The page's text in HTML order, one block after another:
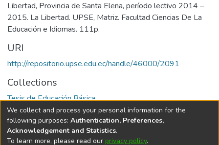
Libertad, Provincia de Santa Elena, período lectivo 2014 –
2015. La Libertad. UPSE, Matriz. Facultad Ciencias De La
Educación e Idiomas. 111p.
URI
http://repositorio.upse.edu.ec/handle/46000/2091
Collections
Tesis de Educación Básica
Full item page
We collect and process your personal information for the
following purposes: Authentication, Preferences,
Acknowledgement and Statistics.
To learn more, please read our privacy policy.